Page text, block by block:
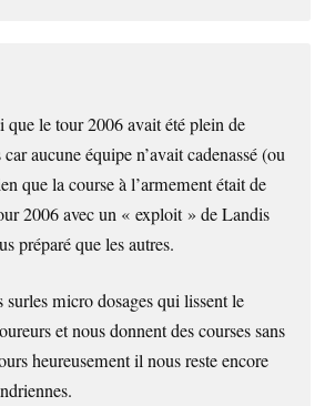
que le tour 2006 avait été plein de
aucune équipe n’avait cadenassé (ou
que la course à l’armement était de
2006 avec un « exploit » de Landis
préparé que les autres.
micro dosages qui lissent le
et nous donnent des courses sans
heureusement il nous reste encore